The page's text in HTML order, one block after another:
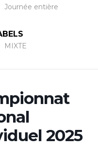
Journée entière
MIXTE
2025